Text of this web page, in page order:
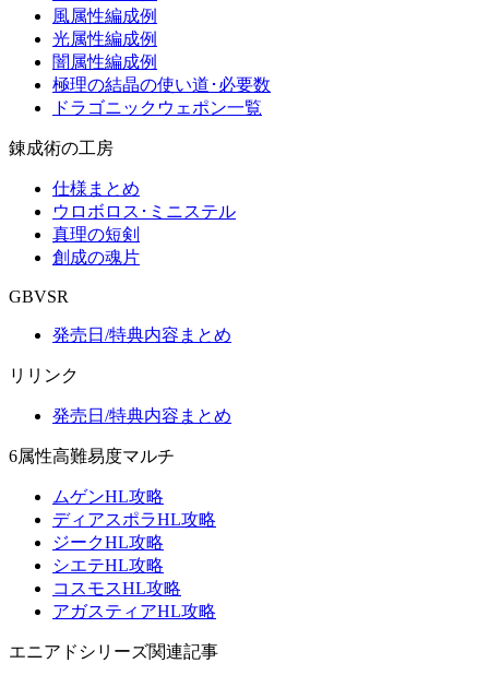
風属性編成例
光属性編成例
闇属性編成例
極理の結晶の使い道･必要数
ドラゴニックウェポン一覧
錬成術の工房
仕様まとめ
ウロボロス･ミニステル
真理の短剣
創成の魂片
GBVSR
発売日/特典内容まとめ
リリンク
発売日/特典内容まとめ
6属性高難易度マルチ
ムゲンHL攻略
ディアスポラHL攻略
ジークHL攻略
シエテHL攻略
コスモスHL攻略
アガスティアHL攻略
エニアドシリーズ関連記事